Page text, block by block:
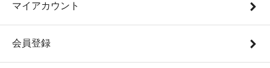
マイアカウント
会員登録